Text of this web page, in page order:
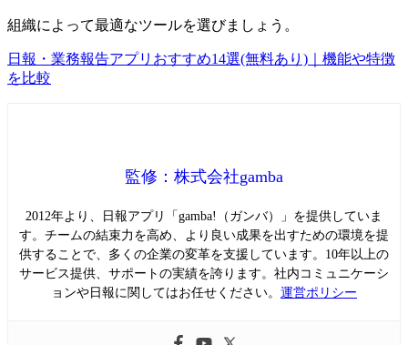
組織によって最適なツールを選びましょう。
日報・業務報告アプリおすすめ14選(無料あり)｜機能や特徴
を比較
監修：株式会社gamba
2012年より、日報アプリ「gamba!（ガンバ）」を提供していま
す。チームの結束力を高め、より良い成果を出すための環境を提
供することで、多くの企業の変革を支援しています。10年以上の
サービス提供、サポートの実績を誇ります。社内コミュニケーシ
ョンや日報に関してはお任せください。 運営ポリシー